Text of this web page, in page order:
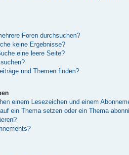
Foren durchsuchen?
keine Ergebnisse?
eine leere Seite?
und Themen finden?
einem Lesezeichen und einem
ein Thema setzen oder ein Thema